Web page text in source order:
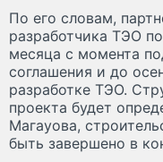
По его словам,
разработчика ТЭО
месяца с момента
соглашения и до
разработке ТЭО.
проекта будет
Магауова,
быть завершено в